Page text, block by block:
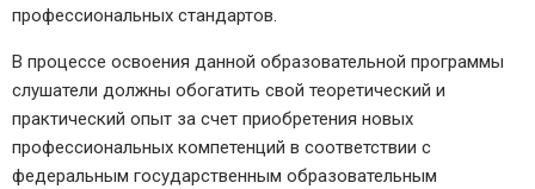
профессиональных стандартов.
В процессе освоения данной образовательной программы
слушатели должны обогатить свой теоретический и
практический опыт за счет приобретения новых
профессиональных компетенций в соответствии с
федеральным государственным образовательным